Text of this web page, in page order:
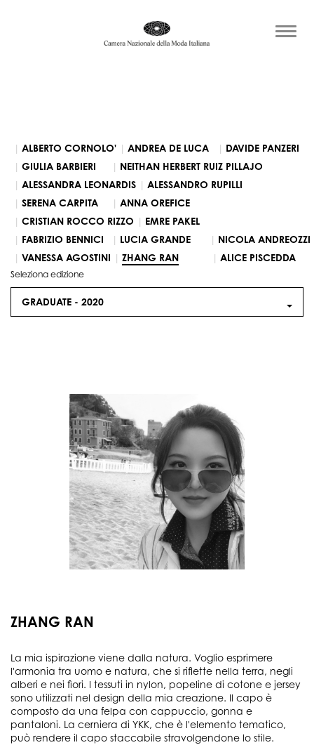
ALBERTO CORNOLO' ANDREA DE LUCA
DAVIDE PANZERI
GIULIA BARBIERI
NEITHAN HERBERT RUIZ PILLAJO
ALESSANDRA LEONARDIS
ALESSANDRO RUPILLI
SERENA CARPITA
ANNA OREFICE
CRISTIAN ROCCO RIZZO
EMRE PAKEL
FABRIZIO BENNICI
LUCIA GRANDE
NICOLA ANDREOZZI
VANESSA AGOSTINI
ZHANG RAN ALICE PISCEDDA
Seleziona edizione
GRADUATE - 2020
ZHANG RAN
La mia ispirazione viene dalla natura. Voglio esprimere
l'armonia tra uomo e natura, che si riflette nella terra, negli
alberi e nei fiori. I tessuti in nylon, popeline di cotone e jersey
sono utilizzati nel design della mia creazione. Il capo è
composto da una felpa con cappuccio, gonna e
pantaloni. La cerniera di YKK, che è l'elemento tematico,
può rendere il capo staccabile stravolgendone lo stile.